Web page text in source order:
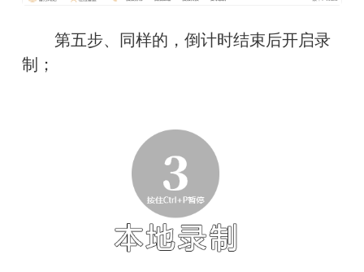
第五步、同样的，倒计时结束后开启录
制；